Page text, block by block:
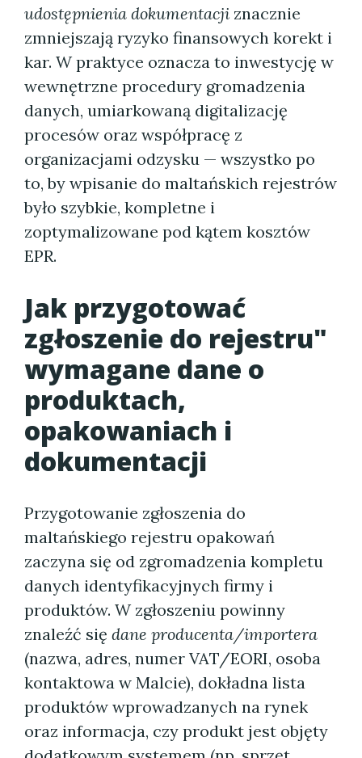
udostępnienia dokumentacji znacznie
zmniejszają ryzyko finansowych korekt i
kar. W praktyce oznacza to inwestycję w
wewnętrzne procedury gromadzenia
danych, umiarkowaną digitalizację
procesów oraz współpracę z
organizacjami odzysku — wszystko po
to, by wpisanie do maltańskich rejestrów
było szybkie, kompletne i
zoptymalizowane pod kątem kosztów
EPR.
Jak przygotować
zgłoszenie do rejestru"
wymagane dane o
produktach,
opakowaniach i
dokumentacji
Przygotowanie zgłoszenia do
maltańskiego rejestru opakowań
zaczyna się od zgromadzenia kompletu
danych identyfikacyjnych firmy i
produktów. W zgłoszeniu powinny
znaleźć się dane producenta/importera
(nazwa, adres, numer VAT/EORI, osoba
kontaktowa w Malcie), dokładna lista
produktów wprowadzanych na rynek
oraz informacja, czy produkt jest objęty